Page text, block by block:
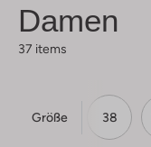
Damen
37 items
Größe
37½ 38